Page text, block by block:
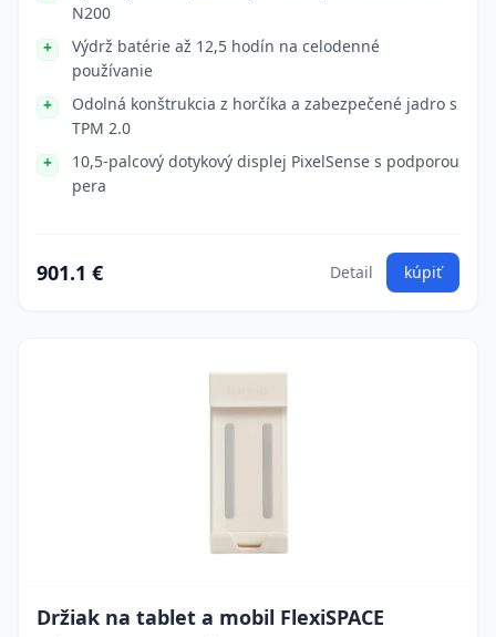
N200
Výdrž batérie až 12,5 hodín na celodenné
používanie
Odolná konštrukcia z horčíka a zabezpečené jadro s
TPM 2.0
10,5-palcový dotykový displej PixelSense s podporou
pera
901.1 € Detail kúpiť
Držiak na tablet a mobil FlexiSPACE